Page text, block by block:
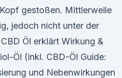
gestoßen. Mittlerweile
jedoch nicht unter der
Öl erklärt Wirkung &
Öl (inkl. CBD-Öl Guide:
und Nebenwirkungen